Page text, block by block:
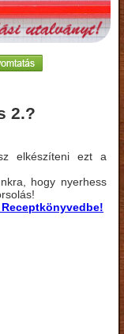
2.?
elkészíteni ezt a
hogy nyerhess